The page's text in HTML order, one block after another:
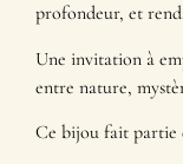
profondeur, et
Une invitation à
entre nature,
Ce bijou fait partie